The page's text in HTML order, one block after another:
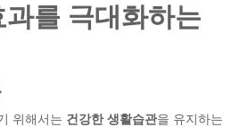
를 극대화하는
위해서는 건강한 생활습관을 유지하는